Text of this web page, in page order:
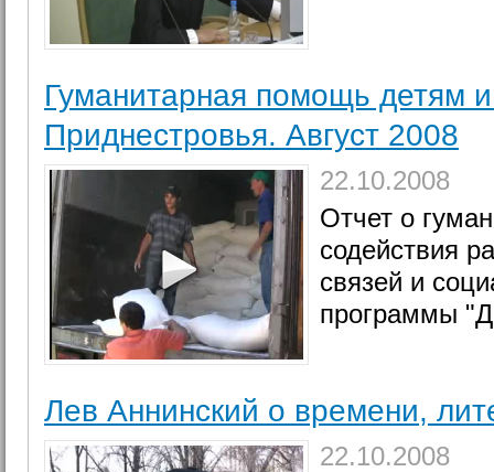
Гуманитарная помощь детям
Приднестровья. Август 2008
22.10.2008
Отчет о
содействия
связей и
программы
Лев Аннинский о времени,
22.10.2008